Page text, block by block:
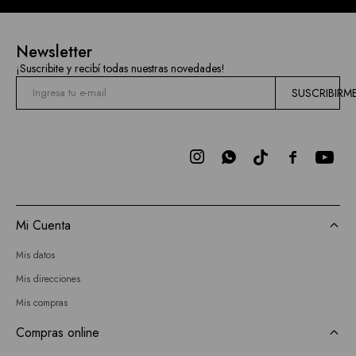
Newsletter
¡Suscribite y recibí todas nuestras novedades!

 
Mi Cuenta
Mis datos
Mis direcciones
Mis compras
Compras online